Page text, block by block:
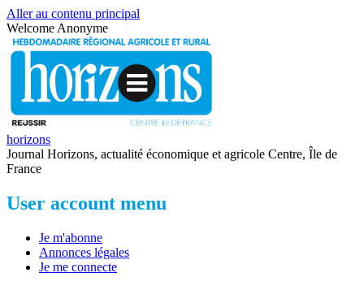
Aller au contenu principal
Welcome Anonyme
horizons
Journal Horizons, actualité économique et agricole Centre, Île de
France
User account menu
Je m'abonne
Annonces légales
Je me connecte